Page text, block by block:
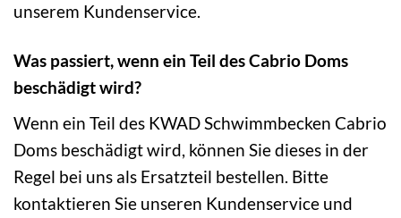
unserem Kundenservice.
Was passiert, wenn ein Teil des Cabrio Doms
beschädigt wird?
Wenn ein Teil des KWAD Schwimmbecken Cabrio
Doms beschädigt wird, können Sie dieses in der
Regel bei uns als Ersatzteil bestellen. Bitte
kontaktieren Sie unseren Kundenservice und